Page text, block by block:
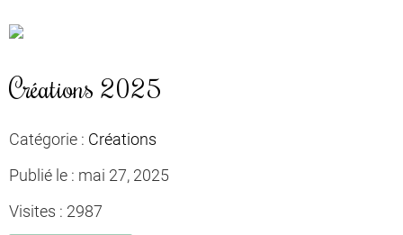
Créations 2025
Catégorie : Créations
Publié le : mai 27, 2025
Visites : 2987